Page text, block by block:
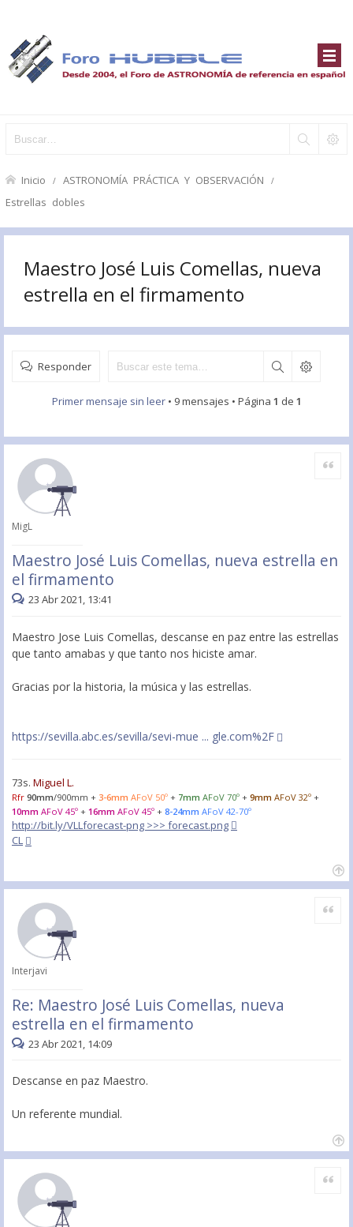
Inicio ASTRONOMÍA PRÁCTICA Y OBSERVACIÓN
Estrellas dobles
Maestro José Luis Comellas, nueva
estrella en el firmamento
Responder
Primer mensaje sin leer• 9 mensajes • Página 1 de 1
MigL
Maestro José Luis Comellas, nueva estrella en
el firmamento
Citar
23 Abr 2021, 13:41
Maestro Jose Luis Comellas, descanse en paz entre las estrellas
que tanto amabas y que tanto nos hiciste amar.
Gracias por la historia, la música y las estrellas.
https://sevilla.abc.es/sevilla/sevi-mue ... gle.com%2F
73s. Miguel L.
Rfr 90mm/900mm + 3-6mm AFoV 50º + 7mm AFoV 70º + 9mm AFoV 32º +
10mm AFoV 45º + 16mm AFoV 45º + 8-24mm AFoV 42-70º
http://bit.ly/VLLforecast-png >>> forecast.png
CL
Interjavi
Re: Maestro José Luis Comellas, nueva
estrella en el firmamento
Citar
23 Abr 2021, 14:09
Descanse en paz Maestro.
Un referente mundial.
Citar